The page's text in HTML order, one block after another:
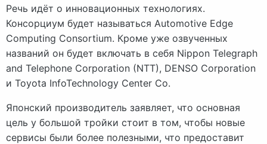
Речь идёт о инновационных технологиях.
Консорциум будет называться Automotive Edge
Computing Consortium. Кроме уже озвученных
названий он будет включать в себя Nippon Telegraph
and Telephone Corporation (NTT), DENSO Corporation
и Toyota InfoTechnology Center Co.
Японский производитель заявляет, что основная
цель у большой тройки стоит в том, чтобы новые
сервисы были более полезными, что предоставит